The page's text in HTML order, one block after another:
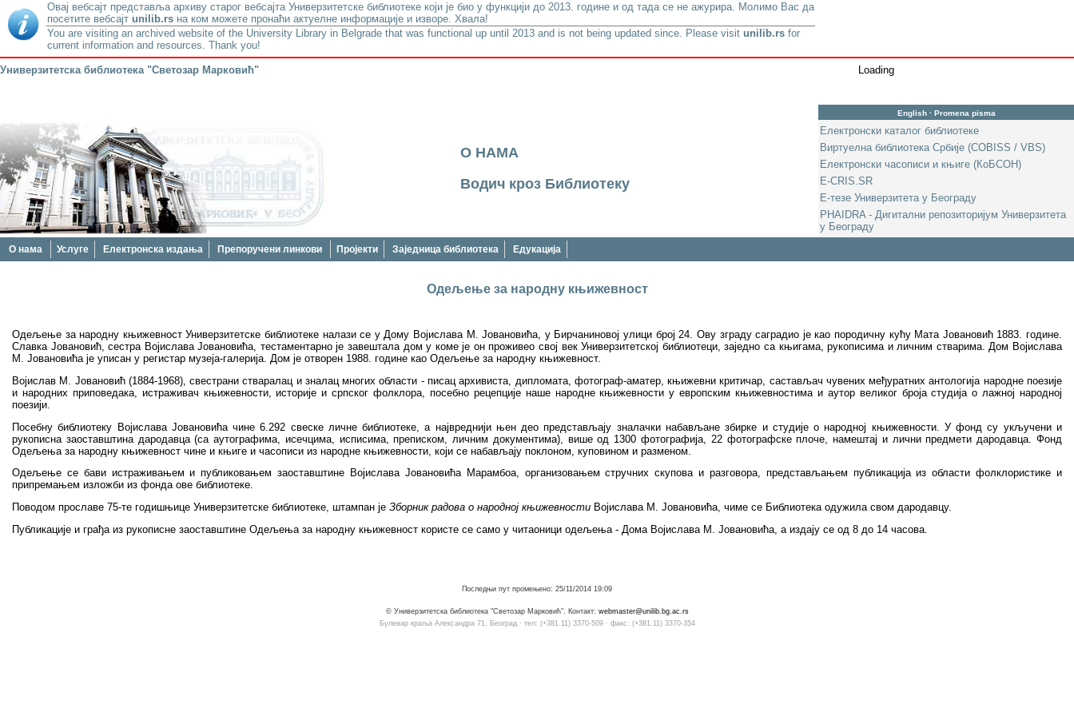
Овај вебсајт представља архиву старог вебсајта Универзитетске библиотеке који је био у функцији до 2013. године и од тада се не ажурира. Молимо Вас да
посетите вебсајт unilib.rs на ком можете пронаћи актуелне информације и изворе. Хвала!
You are visiting an archived website of the University Library in Belgrade that was functional up until 2013 and is not being updated since. Please visit unilib.rs for
current information and resources. Thank you!
Универзитетска библиотека "Светозар Марковић" Loading
О НАМА
Водич кроз Библиотеку
English· Promena pisma
Електронски каталог библиотеке
Виртуелна библиотека Србије (COBISS / VBS)
Електронски часописи и књиге (КоБСОН)
E-CRIS.SR
Е-тезе Универзитета у Београду
PHAIDRA - Дигитални репозиторијум Универзитета
у Београду
О нама Услуге Електронска издања Препоручени линкови Пројекти Заједница библиотека Едукација
Одељење за народну књижевност
Одељење за народну књижевност Универзитетске библиотеке налази се у Дому Војислава М. Јовановића, у Бирчаниновој улици број 24. Ову зграду саградио је као породичну кућу Мата Јовановић 1883. године.
Славка Јовановић, сестра Војислава Јовановића, тестаментарно је завештала дом у коме је он проживео свој век Универзитетској библиотеци, заједно са књигама, рукописима и личним стварима. Дом Војислава
М. Јовановића је уписан у регистар музеја-галерија. Дом је отворен 1988. године као Одељење за народну књижевност.
Војислав М. Јовановић (1884-1968), свестрани стваралац и зналац многих области - писац архивиста, дипломата, фотограф-аматер, књижевни критичар, састављач чувених међуратних антологија народне поезије
и народних приповедака, истраживач књижевности, историје и српског фолклора, посебно рецепције наше народне књижевности у европским књижевностима и аутор великог броја студија о лажној народној
поезији.
Посебну библиотеку Војислава Јовановића чине 6.292 свеске личне библиотеке, а највреднији њен део представљају зналачки набављане збирке и студије о народној књижевности. У фонд су укључени и
рукописна заоставштина дародавца (са аутографима, исечцима, исписима, преписком, личним документима), више од 1300 фотографија, 22 фотографске плоче, намештај и лични предмети дародавца. Фонд
Одељења за народну књижевност чине и књиге и часописи из народне књижевности, који се набављају поклоном, куповином и разменом.
Одељење се бави истраживањем и публиковањем заоставштине Војислава Јовановића Марамбоа, организовањем стручних скупова и разговора, представљањем публикација из области фолклористике и
припремањем изложби из фонда ове библиотеке.
Поводом прославе 75-те годишњице Универзитетске библиотеке, штампан је Зборник радова о народној књижевности Војислава М. Јовановића, чиме се Библиотека одужила свом дародавцу.
Публикације и грађа из рукописне заоставштине Одељења за народну књижевност користе се само у читаоници одељења - Дома Војислава М. Јовановића, а издају се од 8 до 14 часова.
Последњи пут промењено: 25/11/2014 19:09
© Универзитетска библиотека "Светозар Марковић". Контакт: webmaster@unilib.bg.ac.rs
Булевар краља Александра 71, Београд · тел: (+381.11) 3370-509 · факс: (+381.11) 3370-354